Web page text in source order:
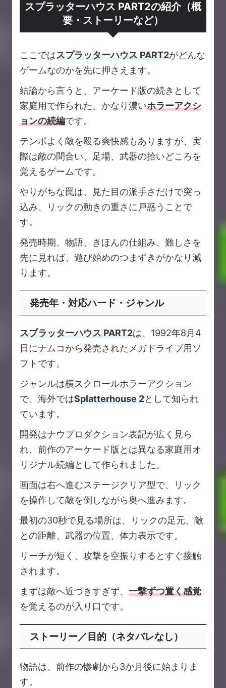
スプラッターハウス PART2の紹介（概
要・ストーリーなど）
ここではスプラッターハウス PART2がどんな
ゲームなのかを先に押さえます。
結論から言うと、アーケード版の続きとして
家庭用で作られた、かなり濃いホラーアクシ
ョンの続編です。
テンポよく敵を殴る爽快感もありますが、実
際は敵の間合い、足場、武器の拾いどころを
覚えるゲームです。
やりがちな罠は、見た目の派手さだけで突っ
込み、リックの動きの重さに戸惑うことで
す。
発売時期、物語、きほんの仕組み、難しさを
先に見れば、遊び始めのつまずきがかなり減
ります。
発売年・対応ハード・ジャンル
スプラッターハウス PART2は、1992年8月4
日にナムコから発売されたメガドライブ用ソ
フトです。
ジャンルは横スクロールホラーアクション
で、海外ではSplatterhouse 2として知られ
ています。
開発はナウプロダクション表記が広く見ら
れ、前作のアーケード版とは異なる家庭用オ
リジナル続編として作られました。
画面は右へ進むステージクリア型で、リック
を操作して敵を倒しながら奥へ進みます。
最初の30秒で見る場所は、リックの足元、敵
との距離、武器の位置、体力表示です。
リーチが短く、攻撃を空振りするとすぐ接触
されます。
まずは敵へ近づきすぎず、 一撃ずつ置く感覚
を覚えるのが入り口です。
ストーリー／目的（ネタバレなし）
物語は、前作の惨劇から3か月後に始まりま
す。